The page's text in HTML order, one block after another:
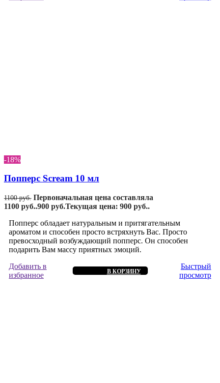
-18%
Попперс Scream 10 мл
1100руб. Первоначальная цена составляла
1100 руб..900 руб.Текущая цена: 900 руб..
Попперс обладает натуральным и притягательным
ароматом и способен просто встряхнуть Вас. Просто
превосходный возбуждающий попперс. Он способен
подарить Вам массу приятных эмоций.
Добавить в
избранное
В КОРЗИНУ
Быстрый
просмотр